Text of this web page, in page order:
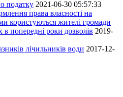
податку 2021-06-30 05:57:33
права власності на
користуються жителі громади
в попередні роки дозволів 2019-
лічильників води 2017-12-